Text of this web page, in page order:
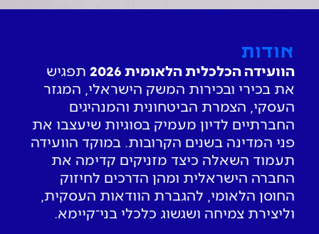
יום רביעי | 15.7.2026 | 13:00-8:00
מלון הילטון, תל אביב
אודות
הוועידה הכלכלית הלאומית 2026
תפגיש
את בכירי ובכירות המשק הישראלי, המגזר
העסקי, הצמרת הביטחונית והמנהיגים
החברתיים לדיון מעמיק בסוגיות שיעצבו את
פני המדינה בשנים הקרובות. במוקד הוועידה
תעמוד השאלה כיצד מזניקים קדימה את
החברה הישראלית ומהן הדרכים לחיזוק
החוסן הלאומי, להגברת הוודאות העסקית,
וליצירת צמיחה ושגשוג כלכלי בני־קיימא.